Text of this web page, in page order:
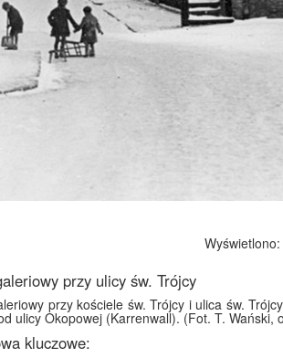
przy ulicy św. Trójcy
przy kościele św. Trójcy i ulica św.
ulicy Okopowej (Karrenwall). (Fot. T. Wański,
kluczowe: